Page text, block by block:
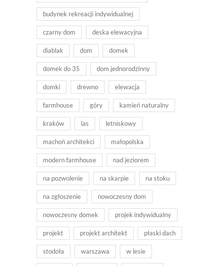
budynek rekreacji indywidualnej
czarny dom deska elewacyjna
diablak dom domek
domek do 35 dom jednorodzinny
domki drewno elewacja
farmhouse góry kamień naturalny
kraków las letniskowy
machoń architekci małopolska
modern farmhouse nad jeziorem
na pozwolenie na skarpie na stoku
na zgłoszenie nowoczesny dom
nowoczesny domek projek indywidualny
projekt projekt architekt płaski dach
stodoła warszawa w lesie